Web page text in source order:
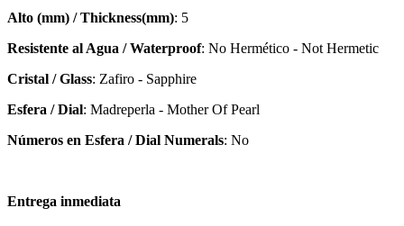
Alto (mm) / Thickness(mm): 5
Resistente al Agua / Waterproof: No Hermético - Not Hermetic
Cristal / Glass: Zafiro - Sapphire
Esfera / Dial: Madreperla - Mother Of Pearl
Números en Esfera / Dial Numerals: No
Entrega inmediata